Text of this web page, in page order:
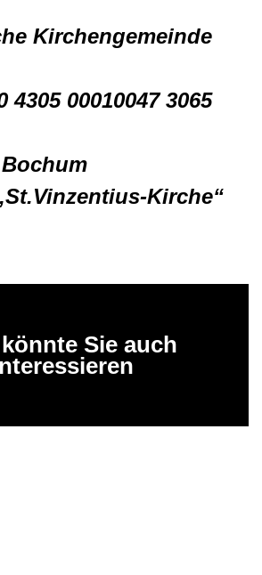
Kirchengemeinde
4305 00010047 3065
Kirche“
Sie auch